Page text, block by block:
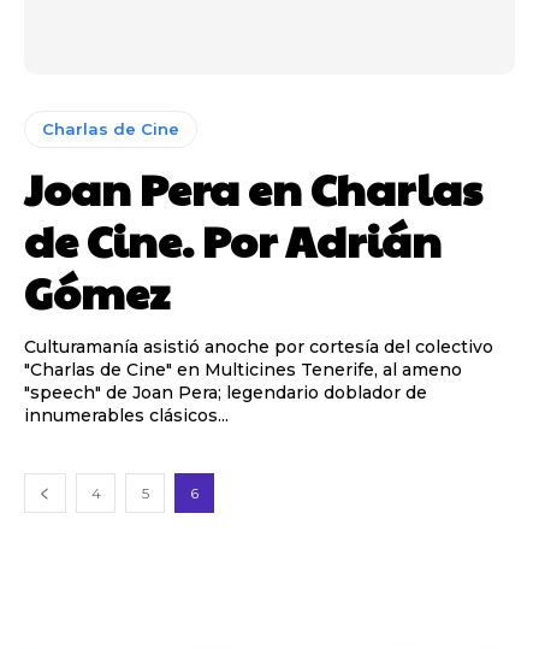
Charlas de Cine
Joan Pera en Charlas
de Cine. Por Adrián
Gómez
Culturamanía asistió anoche por cortesía del colectivo
"Charlas de Cine" en Multicines Tenerife, al ameno
"speech" de Joan Pera; legendario doblador de
innumerables clásicos...
4 5 6